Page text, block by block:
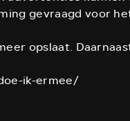
gevraagd voor
opslaat.
ik-ermee/